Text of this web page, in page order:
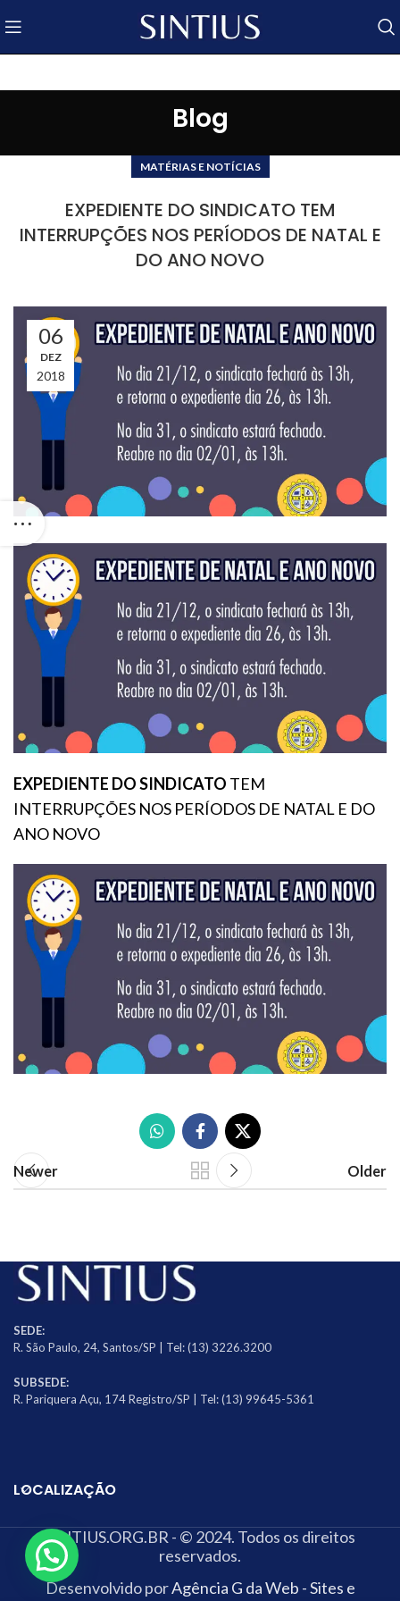
Blog
MATÉRIAS E NOTÍCIAS
EXPEDIENTE DO SINDICATO TEM
INTERRUPÇÕES NOS PERÍODOS DE NATAL E
DO ANO NOVO
06
DEZ
2018
EXPEDIENTE DO SINDICATO TEM
INTERRUPÇÕES NOS PERÍODOS DE NATAL E DO
ANO NOVO
Newer Older
SEDE:
R. São Paulo, 24, Santos/SP | Tel: (13) 3226.3200
SUBSEDE:
R. Pariquera Açu, 174 Registro/SP | Tel: (13) 99645-5361
LOCALIZAÇÃO
SINTIUS.ORG.BR - © 2024. Todos os direitos
reservados.
Desenvolvido porAgência G da Web - Sites e